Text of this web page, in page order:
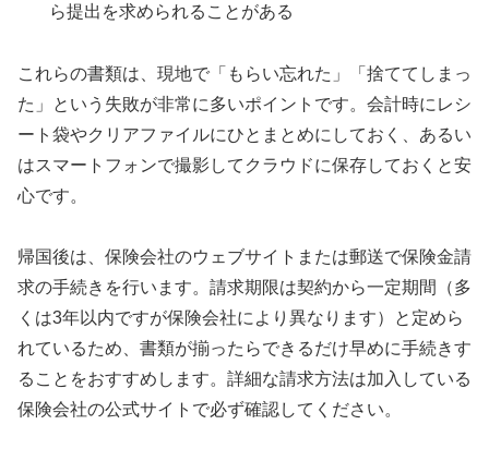
ら提出を求められることがある
これらの書類は、現地で「もらい忘れた」「捨ててしまっ
た」という失敗が非常に多いポイントです。会計時にレシ
ート袋やクリアファイルにひとまとめにしておく、あるい
はスマートフォンで撮影してクラウドに保存しておくと安
心です。
帰国後は、保険会社のウェブサイトまたは郵送で保険金請
求の手続きを行います。請求期限は契約から一定期間（多
くは3年以内ですが保険会社により異なります）と定めら
れているため、書類が揃ったらできるだけ早めに手続きす
ることをおすすめします。詳細な請求方法は加入している
保険会社の公式サイトで必ず確認してください。